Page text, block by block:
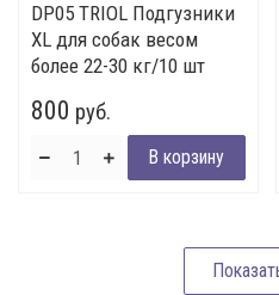
DP05 TRIOL Подгузники
XL для собак весом
более 22-30 кг/10 шт
800 руб.